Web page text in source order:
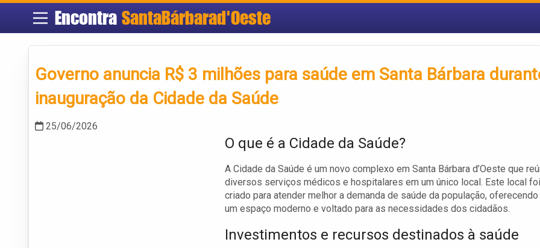
Encontra SantaBárbarad'Oeste
Governo anuncia R$ 3 milhões para saúde em Santa Bárbara
inauguração da Cidade da Saúde
25/06/2026
O que é a Cidade da Saúde?
A Cidade da Saúde é um novo complexo em Santa Bárbara d’Oeste que
diversos serviços médicos e hospitalares em um único local. Este local foi
criado para atender melhor a demanda de saúde da população, oferecendo
um espaço moderno e voltado para as necessidades dos cidadãos.
Investimentos e recursos destinados à saúde